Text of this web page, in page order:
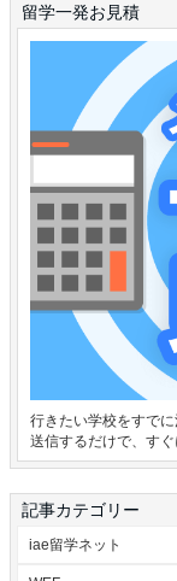
留学一発お見積
行きたい学校をすで
送信するだけで、す
記事カテゴリー
iae留学ネット